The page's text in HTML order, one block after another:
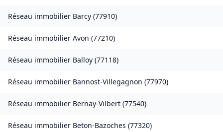
Réseau immobilier Barcy (77910)
Réseau immobilier Avon (77210)
Réseau immobilier Balloy (77118)
Réseau immobilier Bannost-Villegagnon (77970)
Réseau immobilier Bernay-Vilbert (77540)
Réseau immobilier Beton-Bazoches (77320)